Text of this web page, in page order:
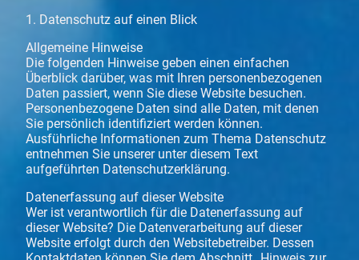
1. Datenschutz auf einen Blick
Allgemeine Hinweise
Die folgenden Hinweise geben einen einfachen
Überblick darüber, was mit Ihren personenbezogenen
Daten passiert, wenn Sie diese Website besuchen.
Personenbezogene Daten sind alle Daten, mit denen
Sie persönlich identifiziert werden können.
Ausführliche Informationen zum Thema Datenschutz
entnehmen Sie unserer unter diesem Text
aufgeführten Datenschutzerklärung.
Datenerfassung auf dieser Website
Wer ist verantwortlich für die Datenerfassung auf
dieser Website? Die Datenverarbeitung auf dieser
Website erfolgt durch den Websitebetreiber. Dessen